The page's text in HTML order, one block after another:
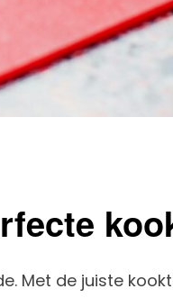
Met de juiste